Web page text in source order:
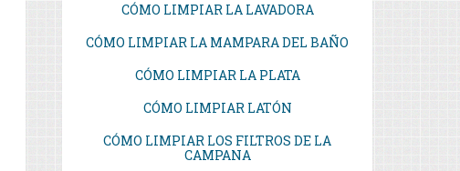
CÓMO LIMPIAR LA LAVADORA
CÓMO LIMPIAR LA MAMPARA DEL BAÑO
CÓMO LIMPIAR LA PLATA
CÓMO LIMPIAR LATÓN
CÓMO LIMPIAR LOS FILTROS DE LA
CAMPANA